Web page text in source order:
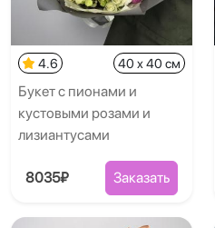
4.6 40 x 40 см
Букет с пионами и
кустовыми розами и
лизиантусами
8035₽ Заказать